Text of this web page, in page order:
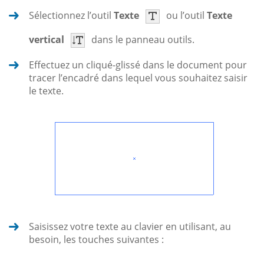
Sélectionnez l’outil Texte ou l’outil Texte
vertical
dans le panneau outils.
Effectuez un cliqué-glissé dans le document pour
tracer l’encadré dans lequel vous souhaitez saisir
le texte.
Saisissez votre texte au clavier en utilisant, au
besoin, les touches suivantes :